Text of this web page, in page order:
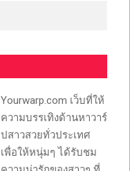
Yourwarp.com เว็บที่ให้
ความบรรเทิงด้านหาวาร์
ปสาวสวยทั่วประเทศ
เพื่อให้หนุ่มๆ ได้รับชม